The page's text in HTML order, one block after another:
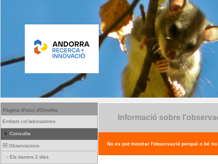
Pàgina d'inici d'Ornitho
Entitats col·laboradores
Consulta
Observacions
- Els darrers 2 dies
Informació sobre
No es pot mostrar l'observació perquè o bé